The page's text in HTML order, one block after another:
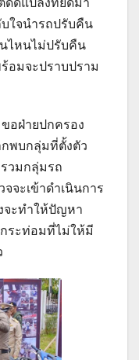
ดัดแปลงที่ยึดมา
บใจนำรถปรับคืน
ไหนไม่ปรับคืน
อมจะปราบปราม
อฝ่ายปกครอง
พบกลุ่มที่ตั้งตัว
วมกลุ่มรถ
จะเข้าดำเนินการ
จะทำให้ปัญหา
ระท่อมที่ไม่ให้มี